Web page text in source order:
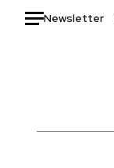
Newsletter
Italia